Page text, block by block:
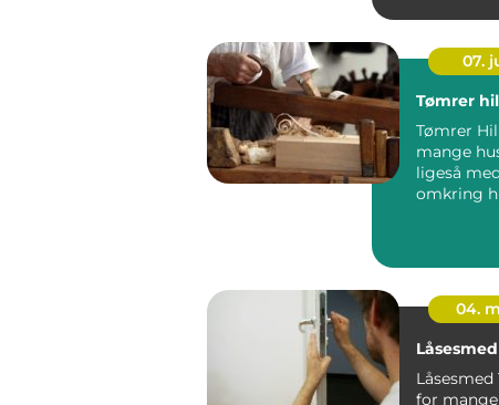
07.
Tømrer
Tømrer
mange
ligeså
omkring
04.
for